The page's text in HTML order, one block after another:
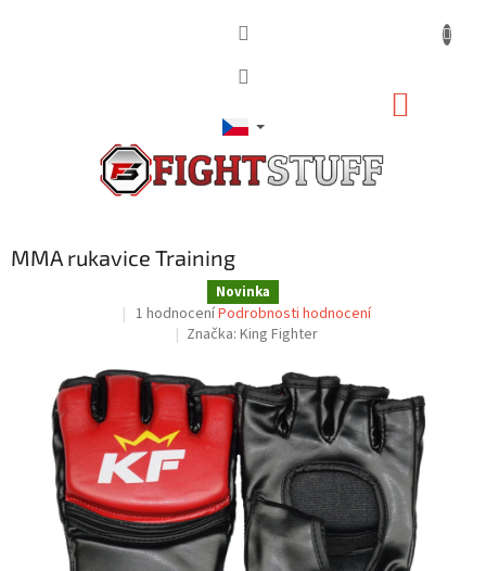
MMA rukavice Training
Novinka
Průměrné
hodnocení
je
5,0
z
5
hvězdiček.
1 hodnoceníPodrobnosti hodnocení
Značka: King Fighter